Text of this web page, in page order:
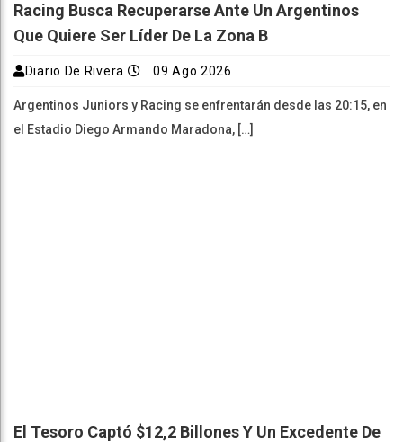
Racing Busca Recuperarse Ante Un Argentinos
Que Quiere Ser Líder De La Zona B
Diario De Rivera 09 Ago 2026
Argentinos Juniors y Racing se enfrentarán desde las 20:15, en
el Estadio Diego Armando Maradona, […]
El Tesoro Captó $12,2 Billones Y Un Excedente De